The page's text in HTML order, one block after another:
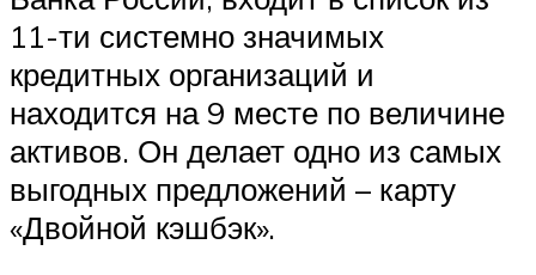
11-ти системно значимых
кредитных организаций и
находится на 9 месте по величине
активов. Он делает одно из самых
выгодных предложений – карту
«Двойной кэшбэк».